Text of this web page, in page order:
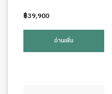
฿39,900
อ่านเพิ่ม